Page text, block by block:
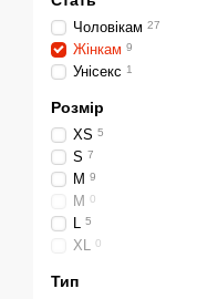
Чоловікам 27
Жінкам 9
Унісекс 1
Розмір
XS 5
S 7
M 9
М 0
L 5
XL 0
Тип